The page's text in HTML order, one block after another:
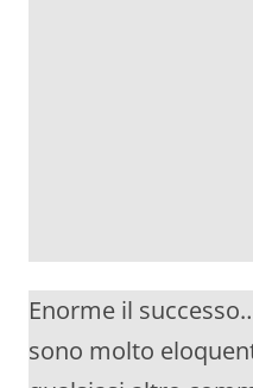
Enorme il
sono molto